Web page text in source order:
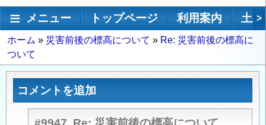
ン
動
索
メインナビゲーション
メニュー トップページ 利用案内 土 >
パ
ン
く
ホーム 災害前後の標高について
Re: 災害前後の標高に
ついて
コメントを追加